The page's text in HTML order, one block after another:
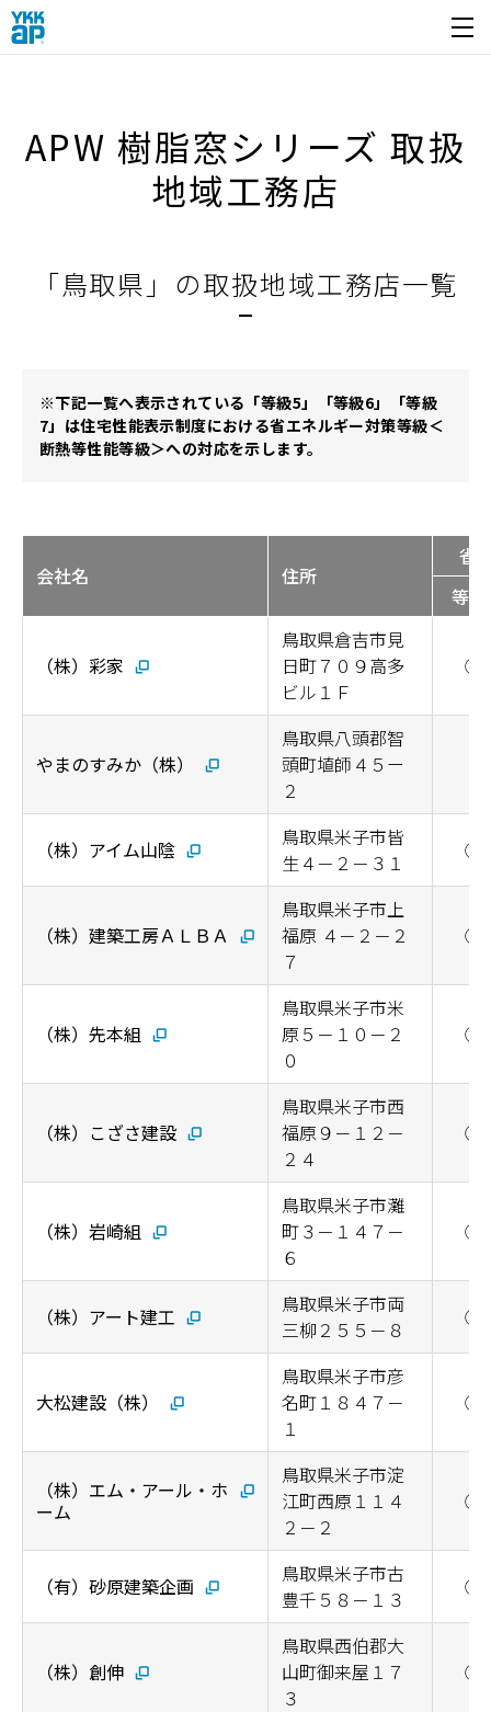
開く
APW 樹脂窓シリーズ 取扱
地域工務店
「鳥取県」の取扱地域工務店一覧
※下記一覧へ表示されている「等級5」「等級6」「等級
7」は住宅性能表示制度における省エネルギー対策等級＜
断熱等性能等級＞への対応を示します。
会社名 住所
省
等級
（株）彩家
鳥取県倉吉市見
日町７０９高多
ビル１Ｆ
◯
やまのすみか（株）
鳥取県八頭郡智
頭町埴師４５ー
２
（株）アイム山陰
鳥取県米子市皆
生４－２－３１
◯
（株）建築工房ＡＬＢＡ
鳥取県米子市上
福原 ４－２－２
７
◯
（株）先本組
鳥取県米子市米
原５－１０－２
０
◯
（株）こざさ建設
鳥取県米子市西
福原９－１２－
２４
◯
（株）岩崎組
鳥取県米子市灘
町３－１４７－
６
◯
（株）アート建工
鳥取県米子市両
三柳２５５－８
◯
大松建設（株）
鳥取県米子市彦
名町１８４７－
１
◯
（株）エム・アール・ホ
ーム
鳥取県米子市淀
江町西原１１４
２－２
◯
（有）砂原建築企画
鳥取県米子市古
豊千５８－１３
◯
（株）創伸
鳥取県西伯郡大
山町御来屋１７
３
◯